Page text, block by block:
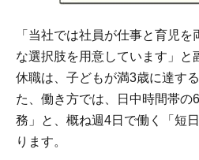
「当社では社員が仕事と育児
な選択肢を用意しています」と
休職は、子どもが満3歳に達す
た、働き方では、日中時間帯の
務」と、概ね週4日で働く「短
ります。